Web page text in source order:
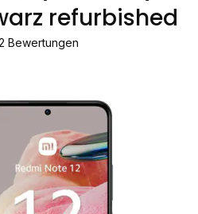
refurbished
Bewertungen